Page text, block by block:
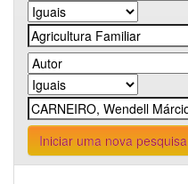
Iniciar uma nova pesquisa